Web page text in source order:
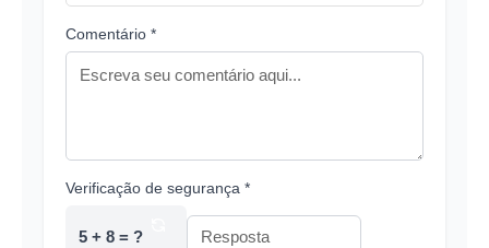
Comentário *
Verificação de segurança *
5 + 8 = ?